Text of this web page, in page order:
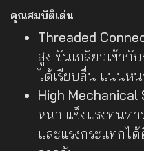
คุณสมบัติเด่น
Threaded
สูง ขันเกลียวเข้ากั
ได้เรียบลื่น แน่นห
High Mechanical
หนา แข็งแรงทนทา
และแรงกระแทกไ